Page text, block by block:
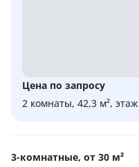
Цена по запросу
2 комнаты, 42,3 м², этаж
3-комнатные, от 30 м²